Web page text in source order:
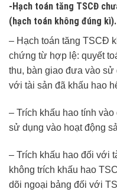
-Hạch toán tăng TSCĐ
(hạch toán không đúng kì).
– Hạch toán tăng TSCĐ
chứng từ hợp lệ: quyết
thu, bàn giao đưa vào
với tài sản đã khấu hao
– Trích khấu hao tính
sử dụng vào hoạt động
– Trích khấu hao đối với
không trích khấu hao
dõi ngoại bảng đối với